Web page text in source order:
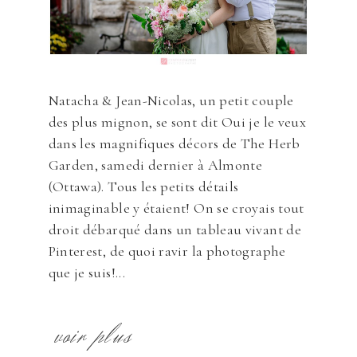
Natacha & Jean-Nicolas, un petit couple
des plus mignon, se sont dit Oui je le veux
dans les magnifiques décors de The Herb
Garden, samedi dernier à Almonte
(Ottawa). Tous les petits détails
inimaginable y étaient! On se croyais tout
droit débarqué dans un tableau vivant de
Pinterest, de quoi ravir la photographe
que je suis!...
voir plus